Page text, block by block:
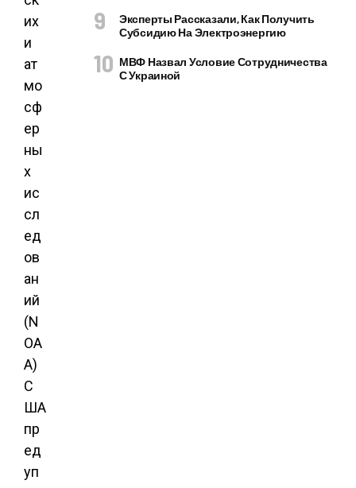
их
и
ат
мо
сф
ер
ны
х
ис
сл
ед
ов
ан
ий
(N
OA
A)
С
ША
пр
ед
уп
Эксперты Рассказали, Как Получить
Субсидию На Электроэнергию
МВФ Назвал Условие Сотрудничества
С Украиной